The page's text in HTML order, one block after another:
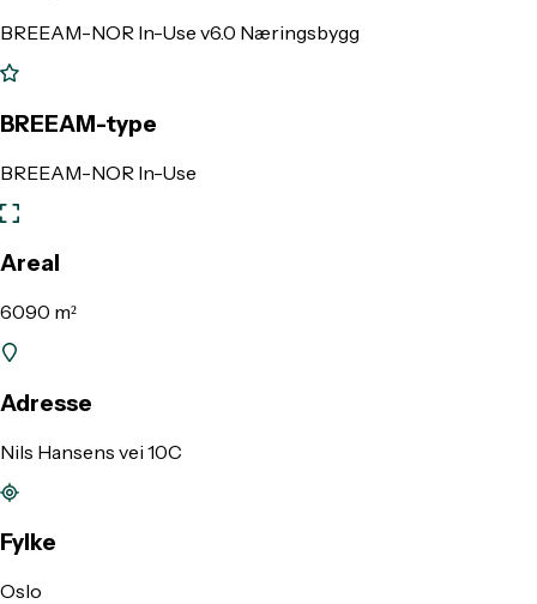
BREEAM-NOR In-Use v6.0 Næringsbygg
BREEAM-type
BREEAM-NOR In-Use
Areal
6090 m²
Adresse
Nils Hansens vei 10C
Fylke
Oslo